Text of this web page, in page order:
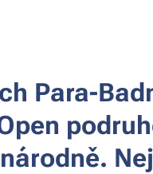
Para-